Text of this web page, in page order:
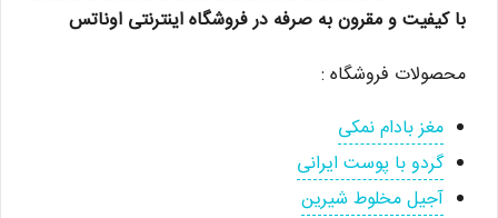
با کیفیت و مقرون به صرفه در فروشگاه اینترنتی اوناتس
محصولات فروشگاه :
مغز بادام نمکی
گردو با پوست ایرانی
آجیل مخلوط شیرین